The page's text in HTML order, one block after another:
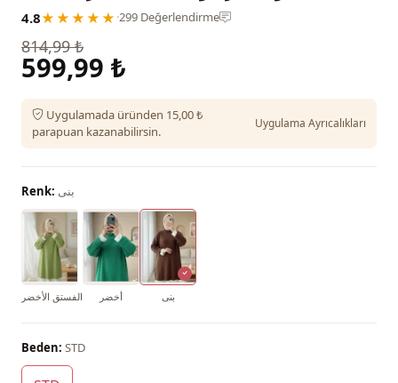
4.8★★★★★ ·299 Değerlendirme
814,99 ₺
599,99 ₺
Uygulamada üründen 15,00 ₺
parapuan kazanabilirsin.
Uygulama Ayrıcalıkları
Renk: بنى
الفستق الأخضر أخضر بنى
Beden: STD